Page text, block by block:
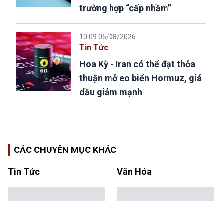
trường hợp “cấp nhầm”
10:09 05/08/2026
Tin Tức
Hoa Kỳ - Iran có thể đạt thỏa
thuận mở eo biển Hormuz, giá
dầu giảm mạnh
CÁC CHUYÊN MỤC KHÁC
Tin Tức Văn Hóa